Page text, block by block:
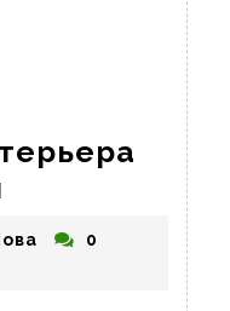
интерьера
Екатерина
0